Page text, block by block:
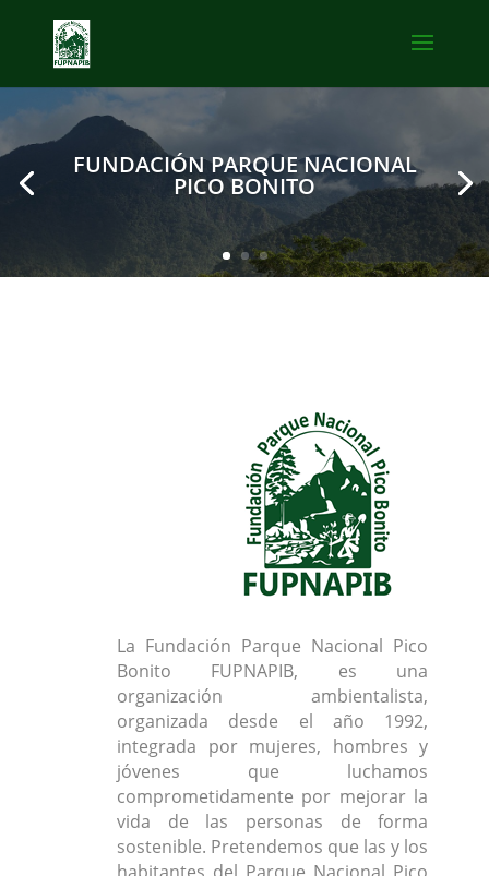
FUNDACIÓN PARQUE NACIONAL
PICO BONITO
La Fundación Parque Nacional Pico
Bonito FUPNAPIB, es una
organización ambientalista,
organizada desde el año 1992,
integrada por mujeres, hombres y
jóvenes que luchamos
comprometidamente por mejorar la
vida de las personas de forma
sostenible. Pretendemos que las y los